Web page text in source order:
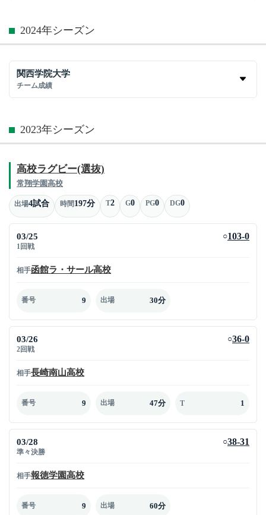
2024年シーズン
関西学院大学
チーム成績
2023年シーズン
高校ラグビー(選抜)
常翔学園高校
出場4試合 時間197分 T2 G0 PG0 DG0
03/25
1回戦
○103-0
相手函館ラ・サール高校
番号 9 出場 30分
03/26
2回戦
○36-0
相手長崎南山高校
番号 9 出場 47分 T 1
03/28
準々決勝
○38-31
相手報徳学園高校
番号 9 出場 60分